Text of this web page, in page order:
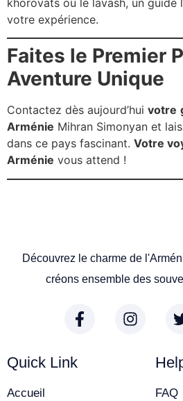
votre expérience.
Faites le Premier
Aventure Unique
Contactez dès aujourd’hui votre
Arménie Mihran Simonyan et
dans ce pays fascinant. Votre
Arménie vous attend !
Découvrez le charme de
créons ensemble des
Quick Link
Accueil FAQ